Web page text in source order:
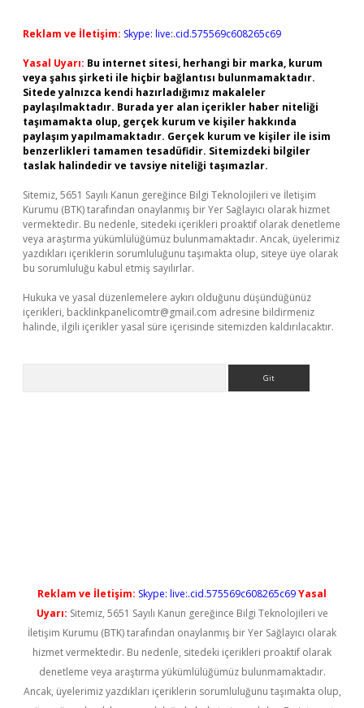
Reklam ve İletişim: Skype: live:.cid.575569c608265c69
Yasal Uyarı: Bu internet sitesi, herhangi bir marka, kurum
veya şahıs şirketi ile hiçbir bağlantısı bulunmamaktadır.
Sitede yalnızca kendi hazırladığımız makaleler
paylaşılmaktadır. Burada yer alan içerikler haber niteliği
taşımamakta olup, gerçek kurum ve kişiler hakkında
paylaşım yapılmamaktadır. Gerçek kurum ve kişiler ile isim
benzerlikleri tamamen tesadüfidir. Sitemizdeki bilgiler
taslak halindedir ve tavsiye niteliği taşımazlar.
Sitemiz, 5651 Sayılı Kanun gereğince Bilgi Teknolojileri ve İletişim
Kurumu (BTK) tarafından onaylanmış bir Yer Sağlayıcı olarak hizmet
vermektedir. Bu nedenle, sitedeki içerikleri proaktif olarak denetleme
veya araştırma yükümlülüğümüz bulunmamaktadır. Ancak, üyelerimiz
yazdıkları içeriklerin sorumluluğunu taşımakta olup, siteye üye olarak
bu sorumluluğu kabul etmiş sayılırlar.
Hukuka ve yasal düzenlemelere aykırı olduğunu düşündüğünüz
içerikleri, backlinkpanelicomtr@gmail.com adresine bildirmeniz
halinde, ilgili içerikler yasal süre içerisinde sitemizden kaldırılacaktır.
Reklam ve İletişim: Skype: live:.cid.575569c608265c69Yasal
Uyarı: Sitemiz, 5651 Sayılı Kanun gereğince Bilgi Teknolojileri ve
İletişim Kurumu (BTK) tarafından onaylanmış bir Yer Sağlayıcı olarak
hizmet vermektedir. Bu nedenle, sitedeki içerikleri proaktif olarak
denetleme veya araştırma yükümlülüğümüz bulunmamaktadır.
Ancak, üyelerimiz yazdıkları içeriklerin sorumluluğunu taşımakta olup,